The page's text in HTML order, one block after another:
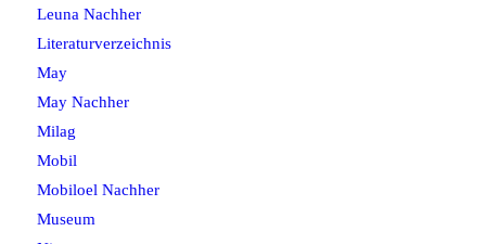
Leuna Nachher
Literaturverzeichnis
May
May Nachher
Milag
Mobil
Mobiloel Nachher
Museum